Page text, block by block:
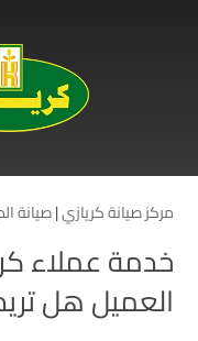
مركز صيانة كريازي|صيانة
خدمة عملاء
العميل هل